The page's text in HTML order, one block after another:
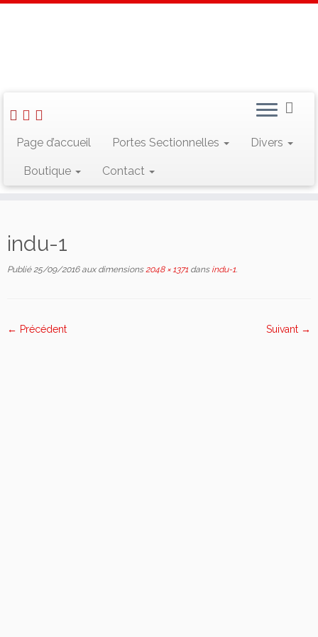
content
Page d’accueil Portes Sectionnelles Divers
Boutique Contact
Rechercher :
Suivez-nous sur Facebook
indu-1
Publié 25/09/2016aux dimensions2048 × 1371 dansindu-1.
← Précédent Suivant →